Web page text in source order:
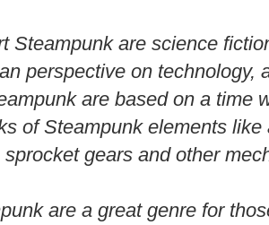
Steampunk are science
perspective on technology,
are based on a time
of Steampunk elements
sprocket gears and other
are a great genre for